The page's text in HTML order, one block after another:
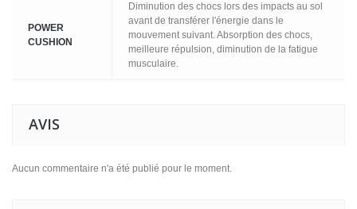
POWER
CUSHION
Diminution des chocs lors des impacts au sol
avant de transférer l'énergie dans le
mouvement suivant. Absorption des chocs,
meilleure répulsion, diminution de la fatigue
musculaire.
AVIS
Aucun commentaire n'a été publié pour le moment.